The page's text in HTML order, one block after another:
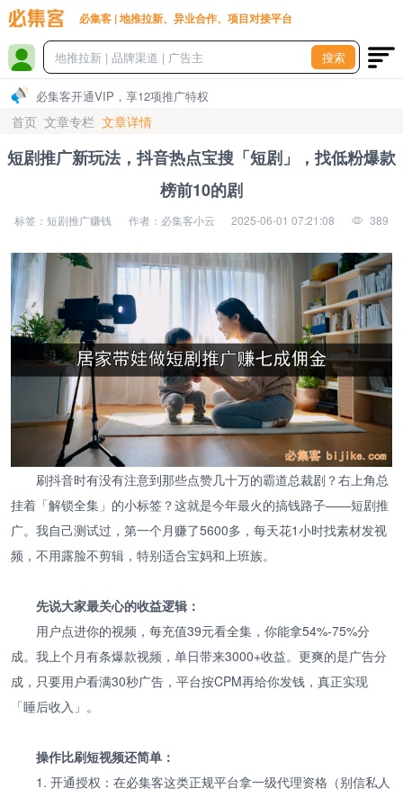
必集客 | 地推拉新、异业合作、项目对接平台
搜索
必集客开通VIP，享12项推广特权
首页 文章专栏 文章详情
短剧推广新玩法，抖音热点宝搜「短剧」，找低粉爆款
榜前10的剧
标签：短剧推广赚钱 作者：必集客小云 2025-06-01 07:21:08 389
刷抖音时有没有注意到那些点赞几十万的霸道总裁剧？右上角总
挂着「解锁全集」的小标签？这就是今年最火的搞钱路子——短剧推
广。我自己测试过，第一个月赚了5600多，每天花1小时找素材发视
频，不用露脸不剪辑，特别适合宝妈和上班族。
先说大家最关心的收益逻辑：
用户点进你的视频，每充值39元看全集，你能拿54%-75%分
成。我上个月有条爆款视频，单日带来3000+收益。更爽的是广告分
成，只要用户看满30秒广告，平台按CPM再给你发钱，真正实现
「睡后收入」。
操作比刷短视频还简单：
1. 开通授权：在必集客这类正规平台拿一级代理资格（别信私人